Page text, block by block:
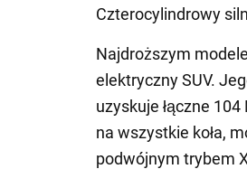
Czterocylindrowy
Najdroższym
elektryczny SUV.
uzyskuje łączne
na wszystkie koła,
podwójnym trybem